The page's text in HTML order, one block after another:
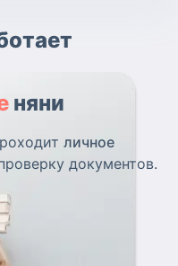
няни
личное
документов.